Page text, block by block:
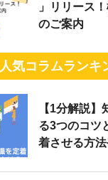
」リリース
のご案内
人気コラムランキ
【1分解説】
る3つのコツ
着させる方